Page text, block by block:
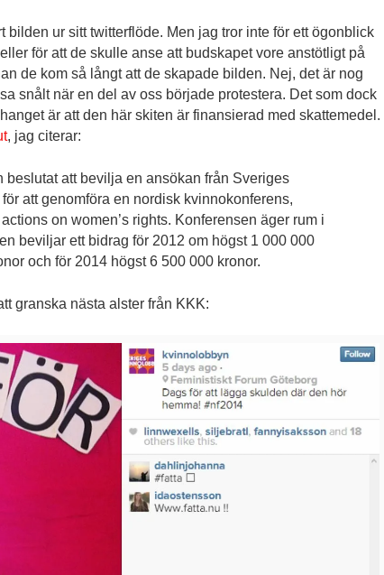
bilden ur sitt twitterflöde. Men jag tror inte för ett ögonblick
för att de skulle anse att budskapet vore anstötligt på
de kom så långt att de skapade bilden. Nej, det är nog
snålt när en del av oss började protestera. Det som dock
är att den här skiten är finansierad med skattemedel.
, jag citerar:
beslutat att bevilja en ansökan från Sveriges
att genomföra en nordisk kvinnokonferens,
on women’s rights. Konferensen äger rum i
beviljar ett bidrag för 2012 om högst 1 000 000
och för 2014 högst 6 500 000 kronor.
granska nästa alster från KKK: